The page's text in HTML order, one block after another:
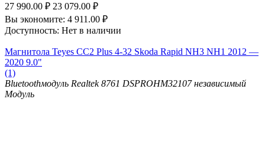
27 990.00 ₽ 23 079.00 ₽
Вы экономите: 4 911.00 ₽
Доступность: Нет в наличии
Магнитола Teyes CC2 Plus 4-32 Skoda Rapid NH3 NH1 2012 —
2020 9.0"
(1)
Bluetoothмодуль Realtek 8761 DSPROHM32107 независимый
Модуль